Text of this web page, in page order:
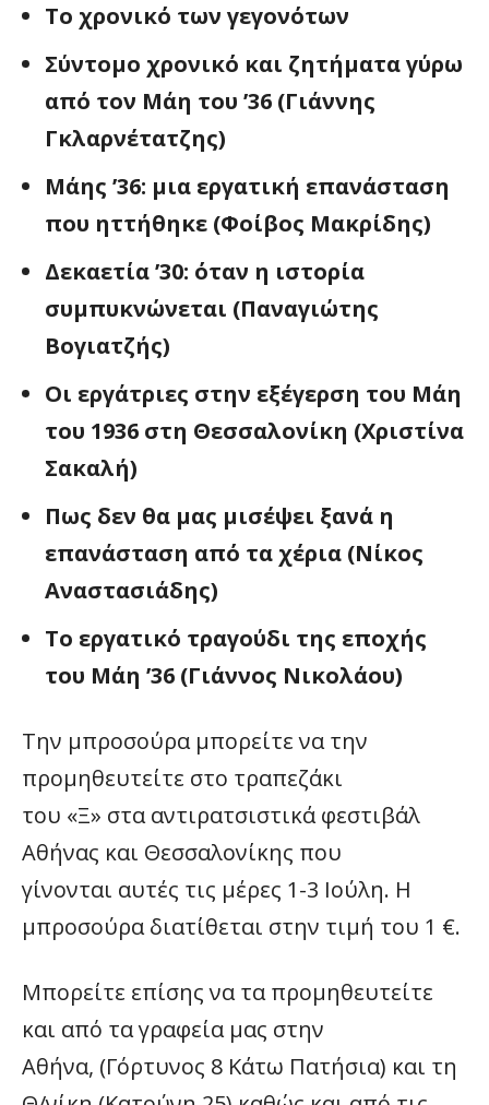
Το χρονικό των γεγονότων
Σύντομο χρονικό και ζητήματα γύρω
από τον Μάη του ’36 (Γιάννης
Γκλαρνέτατζης)
Μάης ’36: μια εργατική επανάσταση
που ηττήθηκε (Φοίβος Μακρίδης)
Δεκαετία ’30: όταν η ιστορία
συμπυκνώνεται (Παναγιώτης
Βογιατζής)
Οι εργάτριες στην εξέγερση του Μάη
του 1936 στη Θεσσαλονίκη (Χριστίνα
Σακαλή)
Πως δεν θα μας μισέψει ξανά η
επανάσταση από τα χέρια (Νίκος
Αναστασιάδης)
Το εργατικό τραγούδι της εποχής
του Μάη ’36 (Γιάννος Νικολάου)
Την μπροσούρα μπορείτε να την
προμηθευτείτε στο τραπεζάκι
του «Ξ» στα αντιρατσιστικά φεστιβάλ
Αθήνας και Θεσσαλονίκης που
γίνονται αυτές τις μέρες 1­­­-3 Ιούλη. Η
μπροσούρα διατίθεται στην τιμή του 1 €.
Μπορείτε επίσης να τα προμηθευτείτε
και από τα γραφεία μας στην
Αθήνα, (Γόρτυνος 8 Κάτω Πατήσια) και τη